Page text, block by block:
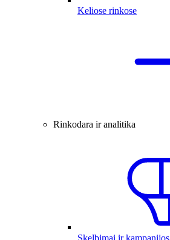
Keliose rinkose
Rinkodara ir analitika
Skelbimai ir kampanijos